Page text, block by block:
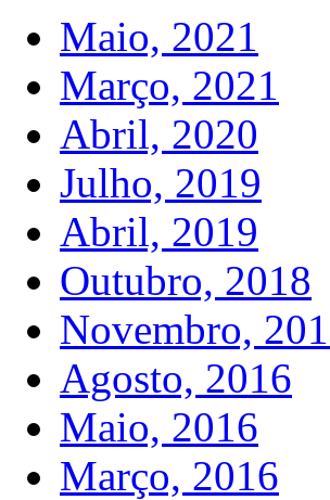
Maio, 2021
Março, 2021
Abril, 2020
Julho, 2019
Abril, 2019
Outubro, 2018
Novembro,
Agosto, 2016
Maio, 2016
Março, 2016